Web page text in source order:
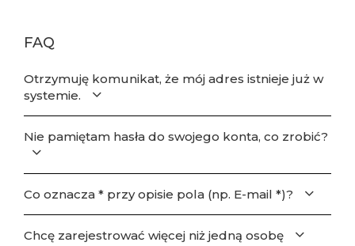
FAQ
Otrzymuję komunikat, że mój adres istnieje już w
systemie.
Nie pamiętam hasła do swojego konta, co zrobić?
Co oznacza * przy opisie pola (np. E-mail *)?
Chcę zarejestrować więcej niż jedną osobę